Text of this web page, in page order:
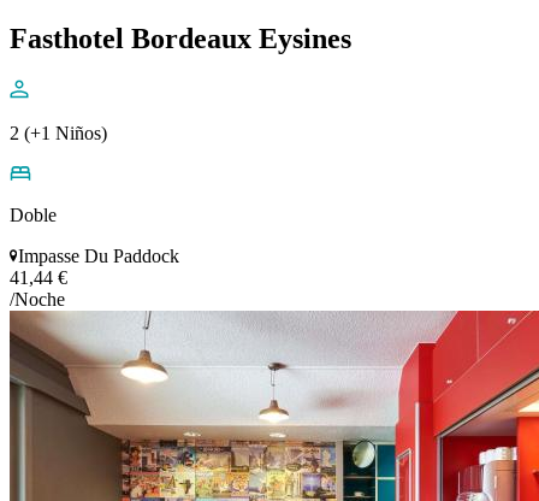
Fasthotel Bordeaux Eysines
2 (+1 Niños)
Doble
Impasse Du Paddock
41,44 €
/Noche